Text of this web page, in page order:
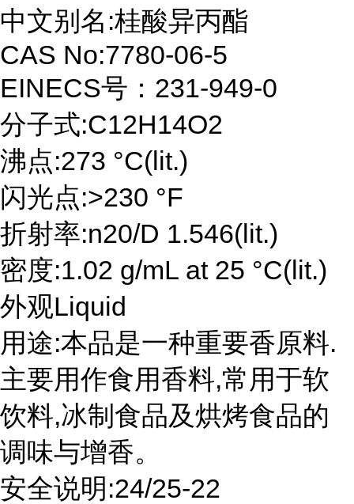
中文别名:桂酸异丙酯
CAS No:7780-06-5
EINECS号：231-949-0
分子式:C12H14O2
沸点:273 °C(lit.)
闪光点:>230 °F
折射率:n20/D 1.546(lit.)
密度:1.02 g/mL at 25 °C(lit.)
外观Liquid
用途:本品是一种重要香原料.
主要用作食用香料,常用于软
饮料,冰制食品及烘烤食品的
调味与增香。
安全说明:24/25-22